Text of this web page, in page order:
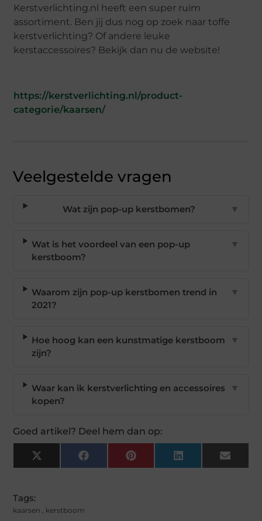
Kerstverlichting.nl heeft een super ruim
assortiment. Ben jij dus nog op zoek naar toffe
kerstverlichting? Of andere leuke
kerstaccessoires? Bekijk dan nu de website!
https://kerstverlichting.nl/product-
categorie/kaarsen/
Veelgestelde vragen
Wat zijn pop-up kerstbomen? ▼
Wat is het voordeel van een pop-up
kerstboom?
▼
Waarom zijn pop-up kerstbomen trend in
2021?
▼
Hoe hoog kan een kunstmatige kerstboom
zijn?
▼
Waar kan ik kerstverlichting en accessoires
kopen?
▼
Goed artikel? Deel hem dan op:
X
(Twitter)
FacebookPinterest LinkedIn Email
Tags:
kaarsen , kerstboom